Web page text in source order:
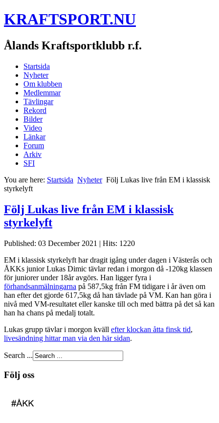
KRAFTSPORT.NU
Ålands Kraftsportklubb r.f.
Startsida
Nyheter
Om klubben
Medlemmar
Tävlingar
Rekord
Bilder
Video
Länkar
Forum
Arkiv
SFI
You are here: Startsida Nyheter Följ Lukas live från EM i klassisk
styrkelyft
Följ Lukas live från EM i klassisk
styrkelyft
Published: 03 December 2021 | Hits: 1220
EM i klassisk styrkelyft har dragit igång under dagen i Västerås och
ÅKKs junior Lukas Dimic tävlar redan i morgon då -120kg klassen
för juniorer under 18år avgörs. Han ligger fyra i
förhandsanmälningarna på 587,5kg från FM tidigare i år även om
han efter det gjorde 617,5kg då han tävlade på VM. Kan han göra i
nivå med VM-resultatet eller kanske till och med bättra på det så kan
han ha chans på medalj totalt.
Lukas grupp tävlar i morgon kväll efter klockan åtta finsk tid,
livesändning hittar man via den här sidan.
Search ...
Följ oss